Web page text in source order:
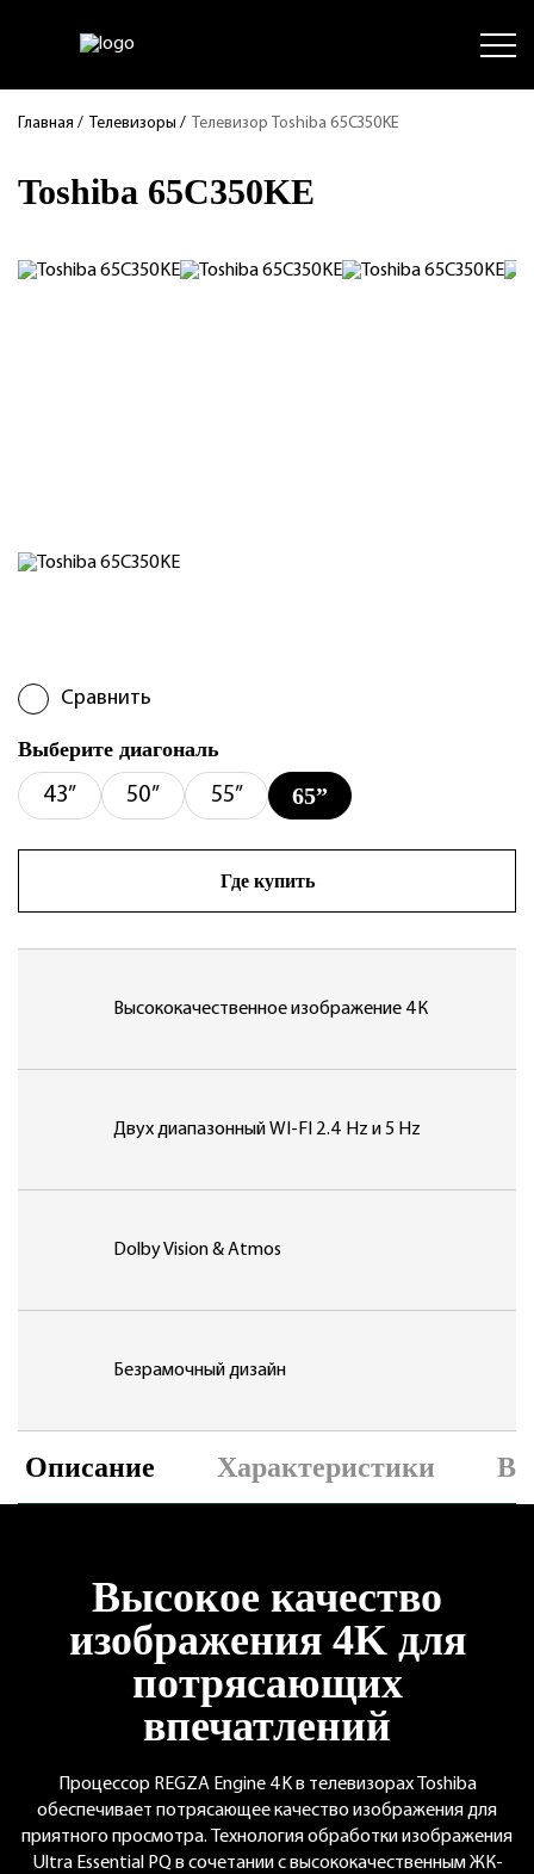
Главная / Телевизоры / Телевизор Toshiba 65C350KE
Toshiba 65C350KE
Сравнить
Выберите диагональ
43”
50” 55” 65”
Где купить
Высококачественное изображение 4К
Двух диапазонныйWI-FI 2.4 Hz и 5 Hz
Dolby Vision & Atmos
Безрамочный дизайн
Описание Характеристики
Высокое качество
изображения 4K для
потрясающих
впечатлений
Процессор REGZA Engine 4K в телевизорах Toshiba
обеспечивает потрясающее качество изображения для
приятного просмотра.
Технология обработки изображения
Ultra Essential PQ в сочетаниис высококачественным ЖК-